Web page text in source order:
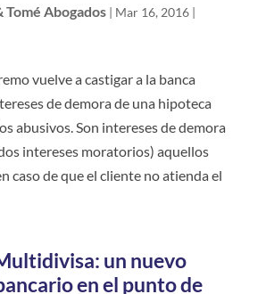
Tomé Abogados| Mar 16, 2016|
vuelve a castigar a la banca
de demora de una hipoteca
abusivos. Son intereses de demora
intereses moratorios) aquellos
caso de que el cliente no atienda el
un nuevo
en el punto de